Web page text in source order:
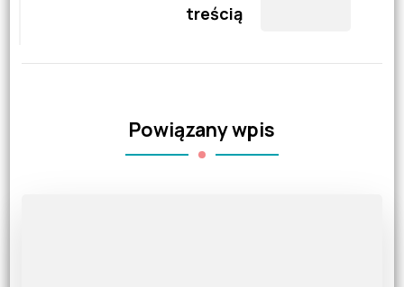
treścią
Powiązany wpis